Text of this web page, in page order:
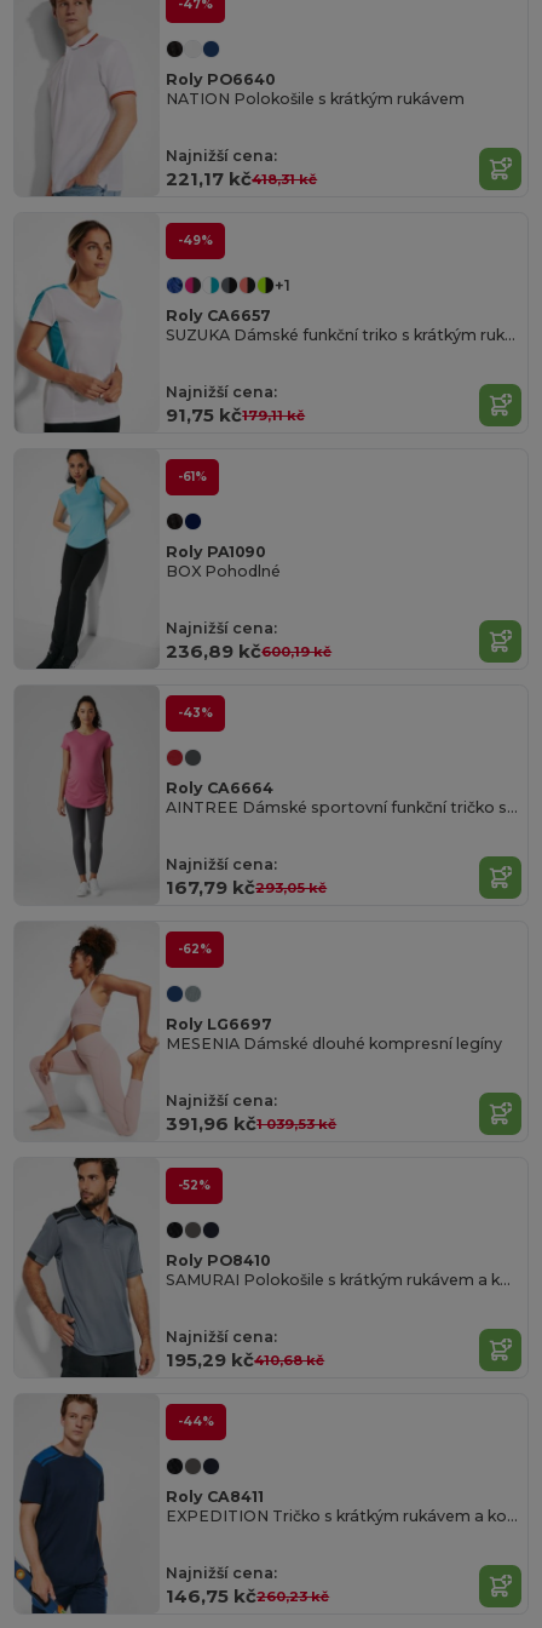
-47%
Roly PO6640
NATION Polokošile s krátkým rukávem
Najnižší cena:
221,17 kč418,31 kč
-49%
+1
Roly CA6657
SUZUKA Dámské funkční triko s krátkým rukávem
Najnižší cena:
91,75 kč179,11 kč
-61%
Roly PA1090
BOX Pohodlné
Najnižší cena:
236,89 kč600,19 kč
-43%
Roly CA6664
AINTREE Dámské sportovní funkční tričko s krátkým rukávem
Najnižší cena:
167,79 kč293,05 kč
-62%
Roly LG6697
MESENIA Dámské dlouhé kompresní legíny
Najnižší cena:
391,96 kč1 039,53 kč
-52%
Roly PO8410
SAMURAI Polokošile s krátkým rukávem a kombinací barev
Najnižší cena:
195,29 kč410,68 kč
-44%
Roly CA8411
EXPEDITION Tričko s krátkým rukávem a kombinací barev
Najnižší cena:
146,75 kč260,23 kč